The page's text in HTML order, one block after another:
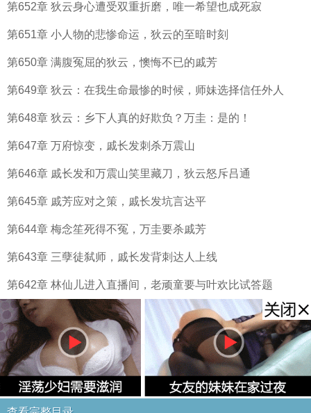
第652章 狄云身心遭受双重折磨，唯一希望也成死寂
第651章 小人物的悲惨命运，狄云的至暗时刻
第650章 满腹冤屈的狄云，懊悔不已的戚芳
第649章 狄云：在我生命最惨的时候，师妹选择信任外人
第648章 狄云：乡下人真的好欺负？万圭：是的！
第647章 万府惊变，戚长发刺杀万震山
第646章 戚长发和万震山笑里藏刀，狄云怒斥吕通
第645章 戚芳应对之策，戚长发坑言达平
第644章 梅念笙死得不冤，万圭要杀戚芳
第643章 三孽徒弑师，戚长发背刺达人上线
第642章 林仙儿进入直播间，老顽童要与叶欢比试答题